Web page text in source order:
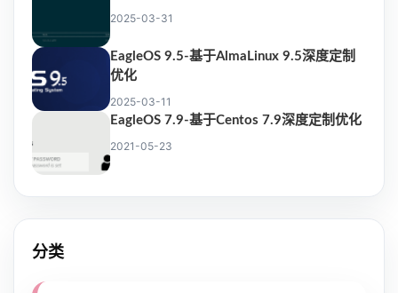
2025-03-31
EagleOS 9.5-基于AlmaLinux 9.5深度定制
优化
2025-03-11
EagleOS 7.9-基于Centos 7.9深度定制优化
2021-05-23
分类